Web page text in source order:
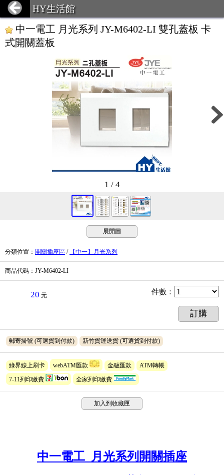
HY生活館
中一電工 月光系列 JY-M6402-LI 雙孔蓋板 卡
式開關蓋板
1 / 4
展開圖
分類位置 ： 開關插座區 / 【中一】月光系列
商品代碼 ：JY-M6402-LI
20 元 件數 ：
訂購
郵寄掛號 (可選貨到付款) 新竹貨運送貨 (可選貨到付款)
綠界線上刷卡 webATM匯款 金融匯款
ATM轉帳
7-11列印繳費
全家列印繳費
加入到收藏匣
中一電工 月光系列開關插座